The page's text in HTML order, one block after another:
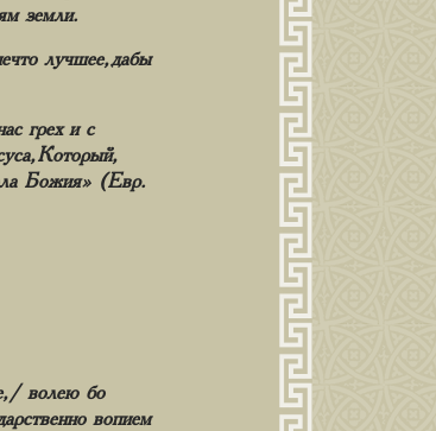
земли.
лучшее, дабы
грех и с
Который,
Божия» (Евр.
волею бо
вопием